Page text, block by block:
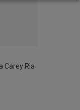
Carey Ria